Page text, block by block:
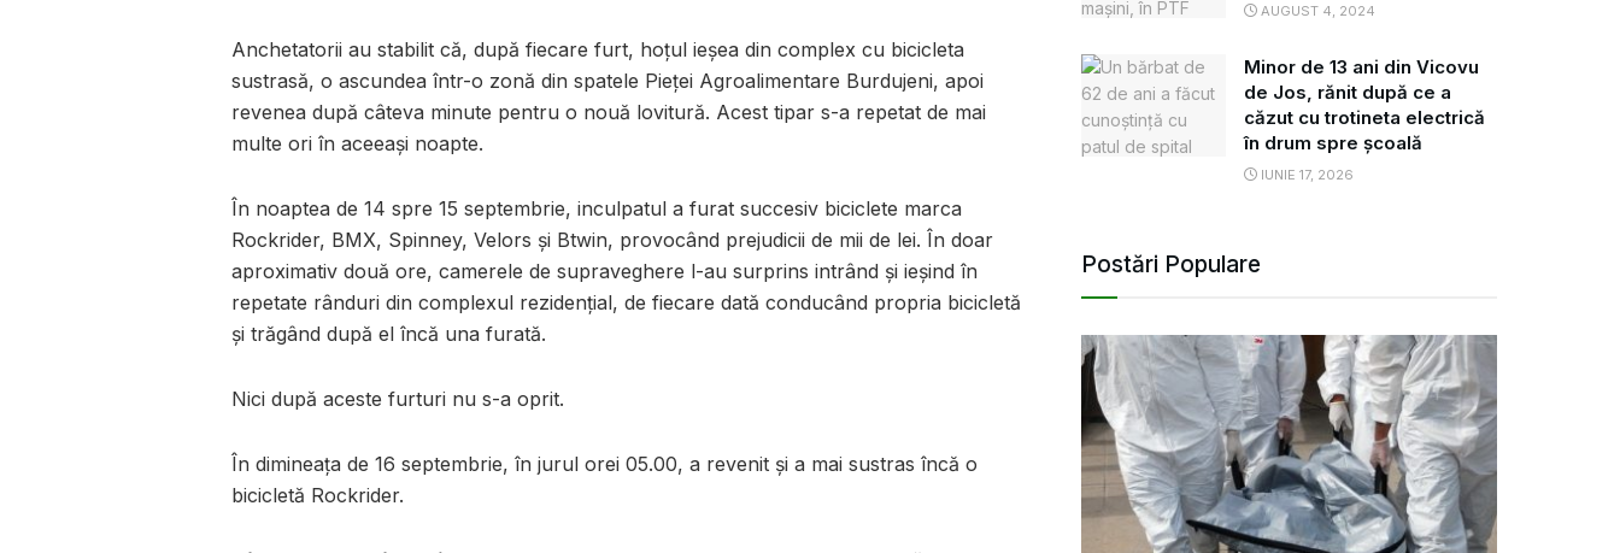
Anchetatorii au stabilit că, după fiecare furt, hoțul ieșea din complex cu bicicleta
sustrasă, o ascundea într-o zonă din spatele Pieței Agroalimentare Burdujeni, apoi
revenea după câteva minute pentru o nouă lovitură. Acest tipar s-a repetat de mai
multe ori în aceeași noapte.
În noaptea de 14 spre 15 septembrie, inculpatul a furat succesiv biciclete marca
Rockrider, BMX, Spinney, Velors și Btwin, provocând prejudicii de mii de lei. În doar
aproximativ două ore, camerele de supraveghere l-au surprins intrând și ieșind în
repetate rânduri din complexul rezidențial, de fiecare dată conducând propria bicicletă
și trăgând după el încă una furată.
Nici după aceste furturi nu s-a oprit.
În dimineața de 16 septembrie, în jurul orei 05.00, a revenit și a mai sustras încă o
bicicletă Rockrider.
AUGUST 4, 2024
Minor de 13 ani din Vicovu
de Jos, rănit după ce a
căzut cu trotineta electrică
în drum spre școală
IUNIE 17, 2026
Postări Populare